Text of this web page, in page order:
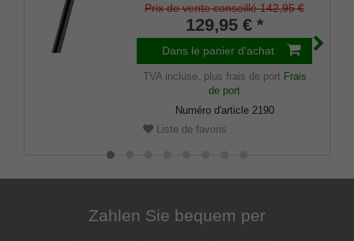
tête d'aigle détaillée, canne en
bois de hêtre teinté noir,
tampons en caoutchouc inclus
Prix de vente conseillé 142,95 €
129,95 € *
Dans le panier d'achat
TVA incluse. plus frais de port Frais
de port
Numéro d'article 2190
Liste de favoris
Zahlen Sie bequem per